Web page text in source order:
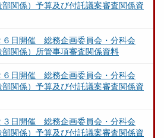
部関係）予算及び付託議案審査関係資
６日開催 総務企画委員会・分科会
部関係）所管事項審査関係資料
６日開催 総務企画委員会・分科会
部関係）予算及び付託議案審査関係資
３日開催 総務企画委員会・分科会
部関係）予算及び付託議案審査関係資